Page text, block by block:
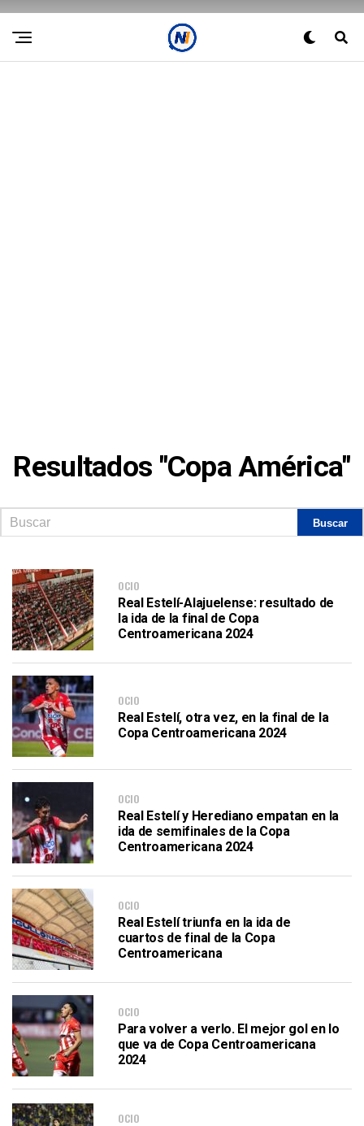
Resultados "Copa América"
OCIO
Real Estelí-Alajuelense: resultado de
la ida de la final de Copa
Centroamericana 2024
OCIO
Real Estelí, otra vez, en la final de la
Copa Centroamericana 2024
OCIO
Real Estelí y Herediano empatan en la
ida de semifinales de la Copa
Centroamericana 2024
OCIO
Real Estelí triunfa en la ida de
cuartos de final de la Copa
Centroamericana
OCIO
Para volver a verlo. El mejor gol en lo
que va de Copa Centroamericana
2024
OCIO